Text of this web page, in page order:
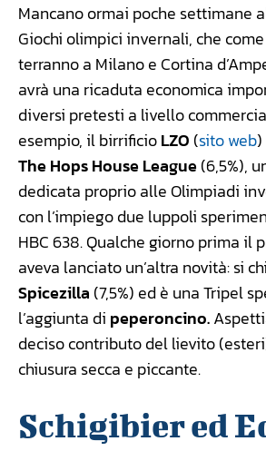
Mancano ormai poche settimane
Giochi olimpici invernali, che
terranno a Milano e Cortina
avrà una ricaduta economica
diversi pretesti a livello
esempio, il birrificioLZO (sito web
The Hops House League(6,5%),
dedicata proprio alle Olimpiadi
con l’impiego due luppoli
HBC 638. Qualche giorno prima il
aveva lanciato un’altra novità: si
Spicezilla (7,5%) ed è una Tripel
l’aggiunta di peperoncino.
deciso contributo del lievito
chiusura secca e piccante.
Schigibier ed